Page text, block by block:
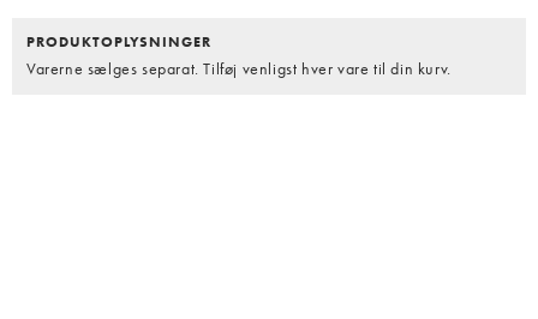
PRODUKTOPLYSNINGER
Varerne sælges separat. Tilføj venligst hver vare til din kurv.